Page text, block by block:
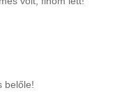
belőle!